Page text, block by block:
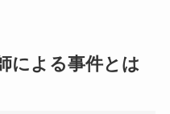
による事件とは